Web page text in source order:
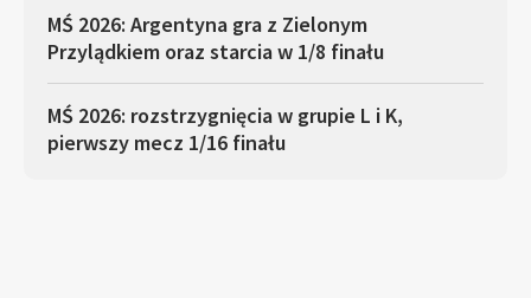
MŚ 2026: Argentyna gra z Zielonym
Przylądkiem oraz starcia w 1/8 finału
MŚ 2026: rozstrzygnięcia w grupie L i K,
pierwszy mecz 1/16 finału